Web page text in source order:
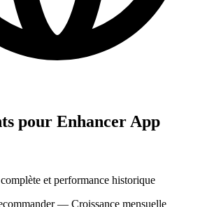
pour Enhancer App
et performance historique
— Croissance mensuelle